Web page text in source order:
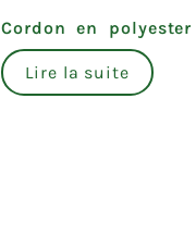
Cordon en polyester
Lire la suite